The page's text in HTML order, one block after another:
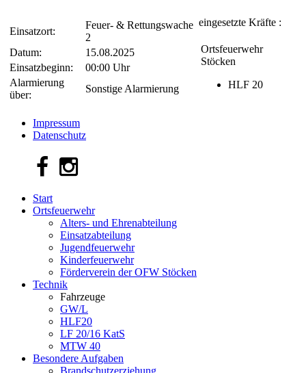
Einsatzort:
Feuer- & Rettungswache
2
Datum:
15.08.2025
Einsatzbeginn:
00:00 Uhr
Alarmierung
über:
Sonstige Alarmierung
eingesetzte Kräfte :
Ortsfeuerwehr
Stöcken
HLF 20
Impressum
Datenschutz
Start
Ortsfeuerwehr
Alters- und Ehrenabteilung
Einsatzabteilung
Jugendfeuerwehr
Kinderfeuerwehr
Förderverein der OFW Stöcken
Technik
Fahrzeuge
GW/L
HLF20
LF 20/16 KatS
MTW 40
Besondere Aufgaben
Brandschutzerziehung